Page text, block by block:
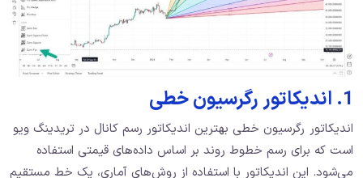
1. اندیکاتور رگرسیون خطی
اندیکاتور رگرسیون خطی بهترین اندیکاتور رسم کانال در تریدینگ ویو
است که برای رسم خطوط روند بر اساس داده‌های قیمتی استفاده
می‌شود. این اندیکاتور با استفاده از روش‌های آماری، یک خط مستقیم